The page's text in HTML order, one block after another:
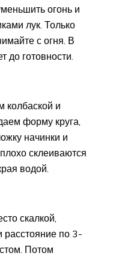
огонь и
лук. Только
с огня. В
до готовности.
колбаской и
форму круга,
начинки и
склеиваются
водой.
скалкой,
расстояние по 3-
Потом